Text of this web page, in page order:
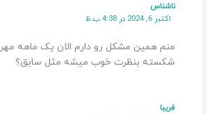
ناشناس
اکتبر 6, 2024 در 4:38 ب.ظ
منم همین مشکل رو دارم الان یک ماهه
شکسته بنظرت خوب میشه مثل سابق؟
فریبا